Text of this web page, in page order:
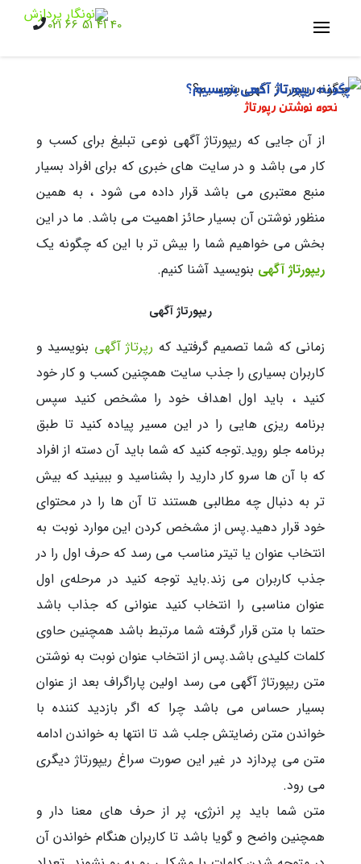
021 66 51 41 40
چگونه ریپورتاژ آگهی بنویسیم؟
نحوه نوشتن رپورتاژ
از آن جایی که ریپورتاژ آگهی نوعی تبلیغ برای کسب و
کار می باشد و در سایت های خبری که برای افراد بسیار
منبع معتبری می باشد قرار داده می شود ، به همین
منظور نوشتن آن بسیار حائز اهمیت می باشد. ما در این
بخش می خواهیم شما را بیش تر با این که چگونه یک
ریپورتاژ آگهی بنویسید آشنا کنیم.
ریپورتاژ آگهی
زمانی که شما تصمیم گرفتید که رپرتاژ آگهی بنویسید و
کاربران بسیاری را جذب سایت همچنین کسب و کار خود
کنید ، باید اول اهداف خود را مشخص کنید سپس
برنامه ریزی هایی را در این مسیر پیاده کنید تا طبق
برنامه جلو روید.توجه کنید که شما باید آن دسته از افراد
که با آن ها سرو کار دارید را بشناسید و ببینید که بیش
تر به دنبال چه مطالبی هستند تا آن ها را در محتوای
خود قرار دهید.پس از مشخص کردن این موارد نوبت به
انتخاب عنوان یا تیتر مناسب می رسد که حرف اول را در
جذب کاربران می زند.باید توجه کنید در مرحله‌ی اول
عنوان مناسبی را انتخاب کنید عنوانی که جذاب باشد
حتما با متن قرار گرفته شما مرتبط باشد همچنین حاوی
کلمات کلیدی باشد.پس از انتخاب عنوان نوبت به نوشتن
متن ریپورتاژ آگهی می رسد اولین پاراگراف بعد از عنوان
بسیار حساس می باشد چرا که اگر بازدید کننده با
خواندن متن رضایتش جلب شد تا انتها به خواندن ادامه
متن می پردازد در غیر این صورت سراغ ریپورتاژ دیگری
می رود.
متن شما باید پر انرژی، پر از حرف های معنا دار و
همچنین واضح و گویا باشد تا کاربران هنگام خواندن آن